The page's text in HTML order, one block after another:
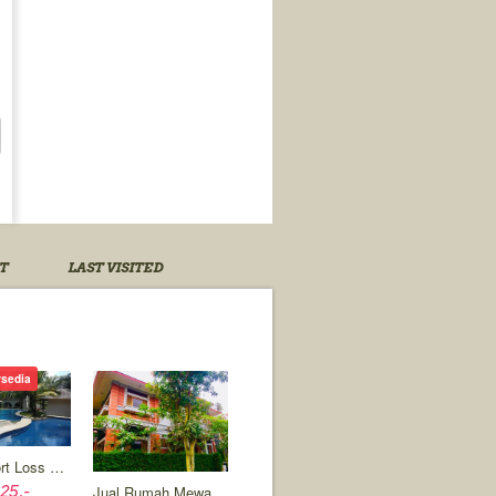
LAST VISITED
Jual Resort Loss Pantai Di Jepara Jawa Tengah